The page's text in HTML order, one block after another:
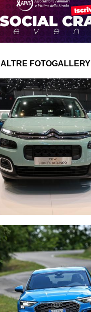
ALTRE FOTOGALLERY